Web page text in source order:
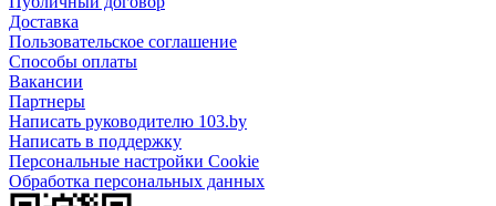
Доставка
Пользовательское соглашение
Способы оплаты
Вакансии
Партнеры
Написать руководителю 103.by
Написать в поддержку
Персональные настройки Cookie
Обработка персональных данных